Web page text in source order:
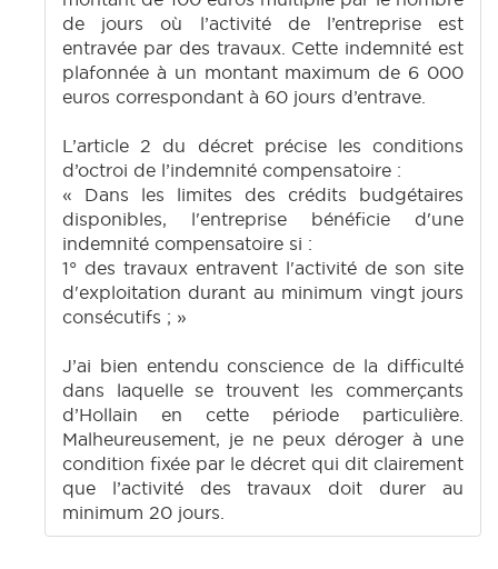
de jours où l’activité de l’entreprise est
entravée par des travaux. Cette indemnité est
plafonnée à un montant maximum de 6 000
euros correspondant à 60 jours d’entrave.
L’article 2 du décret précise les conditions
d’octroi de l’indemnité compensatoire :
« Dans les limites des crédits budgétaires
disponibles, l'entreprise bénéficie d'une
indemnité compensatoire si :
1° des travaux entravent l'activité de son site
d'exploitation durant au minimum vingt jours
consécutifs ; »
J’ai bien entendu conscience de la difficulté
dans laquelle se trouvent les commerçants
d’Hollain en cette période particulière.
Malheureusement, je ne peux déroger à une
condition fixée par le décret qui dit clairement
que l’activité des travaux doit durer au
minimum 20 jours.